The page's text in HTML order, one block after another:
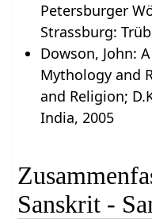
Petersburger
Strassburg:
Dowson, John:
Mythology and
and Religion;
India, 2005
Sanskrit -